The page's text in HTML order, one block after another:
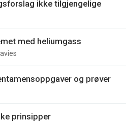
ikke tilgjengelige
med heliumgass
og prøver
prinsipper